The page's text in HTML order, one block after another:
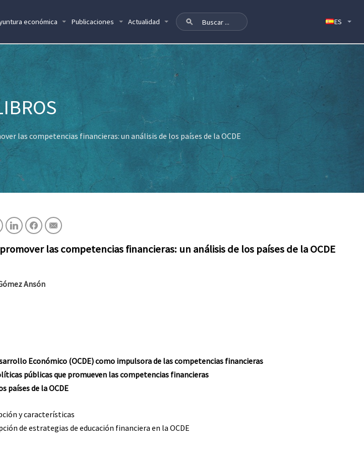
económica Publicaciones Actualidad
las competencias financieras: un análisis de los países de la OCDE
las competencias financieras: un análisis de los países de la OCDE
Ansón
Económico (OCDE) como impulsora de las competencias financieras
públicas que promueven las competencias financieras
países de la OCDE
y características
de estrategias de educación financiera en la OCDE